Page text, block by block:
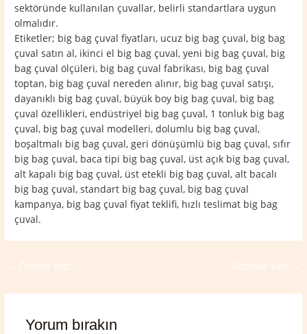
sektöründe kullanılan çuvallar, belirli standartlara uygun
olmalıdır.
Etiketler; big bag çuval fiyatları, ucuz big bag çuval, big bag
çuval satın al, ikinci el big bag çuval, yeni big bag çuval, big
bag çuval ölçüleri, big bag çuval fabrikası, big bag çuval
toptan, big bag çuval nereden alınır, big bag çuval satışı,
dayanıklı big bag çuval, büyük boy big bag çuval, big bag
çuval özellikleri, endüstriyel big bag çuval, 1 tonluk big bag
çuval, big bag çuval modelleri, dolumlu big bag çuval,
boşaltmalı big bag çuval, geri dönüşümlü big bag çuval, sıfır
big bag çuval, baca tipi big bag çuval, üst açık big bag çuval,
alt kapalı big bag çuval, üst etekli big bag çuval, alt bacalı
big bag çuval, standart big bag çuval, big bag çuval
kampanya, big bag çuval fiyat teklifi, hızlı teslimat big bag
çuval.
← Önceki Yazı Sonraki Yazı →
Yorum bırakın